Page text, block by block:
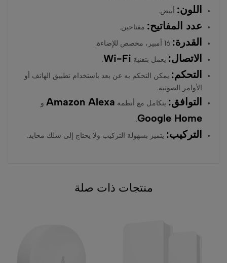
اللون: أبيض.
عدد المفاتيح: مفتاحين.
القدرة: 16 أمبير، مخصص للإضاءة.
الاتصال: يعمل بتقنية Wi-Fi
.
التحكم: يمكن التحكم به عن بعد باستخدام تطبيق الهاتف أو
الأوامر الصوتية.
التوافق: يتكامل مع أنظمة Amazon Alexa و
Google Home
.
التركيب: يتميز بسهولة التركيب ولا يحتاج إلى سلك محايد.
منتجات ذات صلة